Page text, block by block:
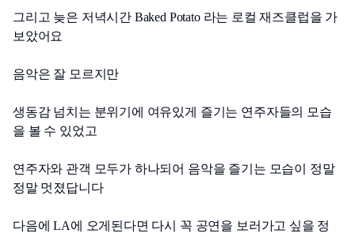
그리고 늦은 저녁시간 Baked Potato 라는 로컬 재즈클럽을 가
보았어요
음악은 잘 모르지만
생동감 넘치는 분위기에 여유있게 즐기는 연주자들의 모습
을 볼 수 있었고
연주자와 관객 모두가 하나되어 음악을 즐기는 모습이 정말
정말 멋졌답니다
다음에 LA에 오게된다면 다시 꼭 공연을 보러가고 싶을 정